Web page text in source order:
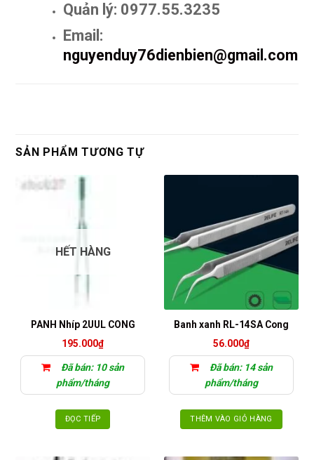
Quản lý: 0977.55.3235
Email:
nguyenduy76dienbien@gmail.com
SẢN PHẨM TƯƠNG TỰ
HẾT HÀNG
PANH Nhíp 2UUL CONG
195.000₫
Đã bán: 10 sản
phẩm/tháng
ĐỌC TIẾP
Banh xanh RL-14SA Cong
56.000₫
Đã bán: 14 sản
phẩm/tháng
THÊM VÀO GIỎ HÀNG